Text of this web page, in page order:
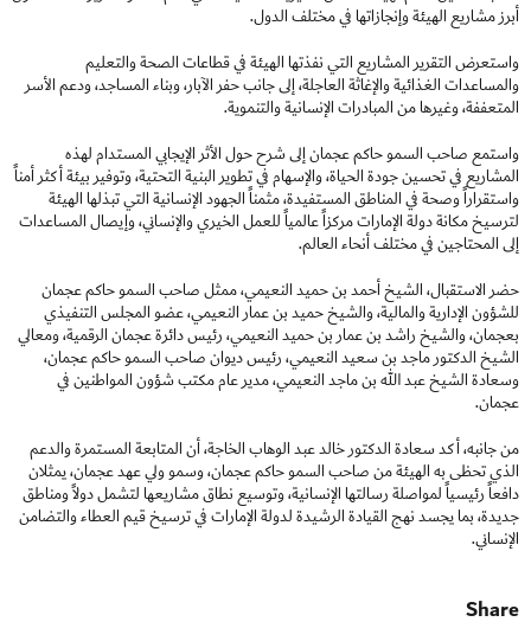
أبرز مشاريع الهيئة وإنجازاتها في مختلف الدول.
واستعرض التقرير المشاريع التي نفذتها الهيئة في قطاعات الصحة والتعليم
والمساعدات الغذائية والإغاثة العاجلة، إلى جانب حفر الآبار، وبناء المساجد، ودعم الأسر
المتعففة، وغيرها من المبادرات الإنسانية والتنموية.
واستمع صاحب السمو حاكم عجمان إلى شرح حول الأثر الإيجابي المستدام لهذه
المشاريع في تحسين جودة الحياة، والإسهام في تطوير البنية التحتية، وتوفير بيئة أكثر أمناً
واستقراراً وصحة في المناطق المستفيدة، مثمناً الجهود الإنسانية التي تبذلها الهيئة
لترسيخ مكانة دولة الإمارات مركزاً عالمياً للعمل الخيري والإنساني، وإيصال المساعدات
إلى المحتاجين في مختلف أنحاء العالم.
حضر الاستقبال، الشيخ أحمد بن حميد النعيمي، ممثل صاحب السمو حاكم عجمان
‏للشؤون الإدارية والمالية، والشيخ حميد بن عمار النعيمي، عضو المجلس التنفيذي
بعجمان، والشيخ راشد بن عمار بن حميد النعيمي، رئيس دائرة عجمان الرقمية، ومعالي
الشيخ الدكتور ماجد بن سعيد النعيمي، رئيس ديوان صاحب السمو ‏حاكم عجمان،
وسعادة الشيخ عبد الله بن ماجد النعيمي، مدير عام مكتب شؤون المواطنين في
عجمان.
من جانبه، أكد سعادة الدكتور خالد عبد الوهاب الخاجة، أن المتابعة المستمرة والدعم
الذي تحظى به الهيئة من صاحب السمو حاكم عجمان، وسمو ولي عهد عجمان، يمثلان
دافعاً رئيسياً لمواصلة رسالتها الإنسانية، وتوسيع نطاق مشاريعها لتشمل دولاً ومناطق
جديدة، بما يجسد نهج القيادة الرشيدة لدولة الإمارات في ترسيخ قيم العطاء والتضامن
الإنساني.
Share